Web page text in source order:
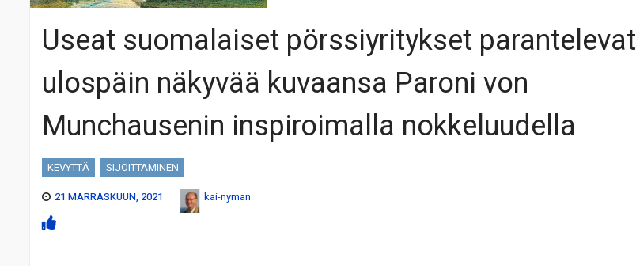
Useat suomalaiset pörssiyritykset parantelevat
ulospäin näkyvää kuvaansa Paroni von
Munchausenin inspiroimalla nokkeluudella
KEVYTTÄ
SIJOITTAMINEN
21 MARRASKUUN, 2021
kai-nyman